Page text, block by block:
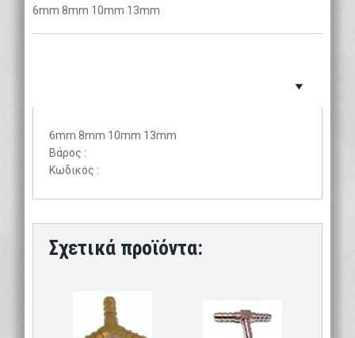
6mm 8mm 10mm 13mm
6mm 8mm 10mm 13mm
Βάρος :
Κωδικός :